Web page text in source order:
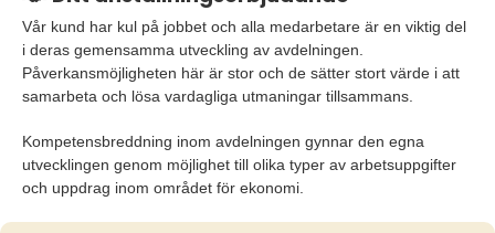
Vår kund har kul på jobbet och alla medarbetare är en viktig del
i deras gemensamma utveckling av avdelningen.
Påverkansmöjligheten här är stor och de sätter stort värde i att
samarbeta och lösa vardagliga utmaningar tillsammans.
Kompetensbreddning inom avdelningen gynnar den egna
utvecklingen genom möjlighet till olika typer av arbetsuppgifter
och uppdrag inom området för ekonomi.